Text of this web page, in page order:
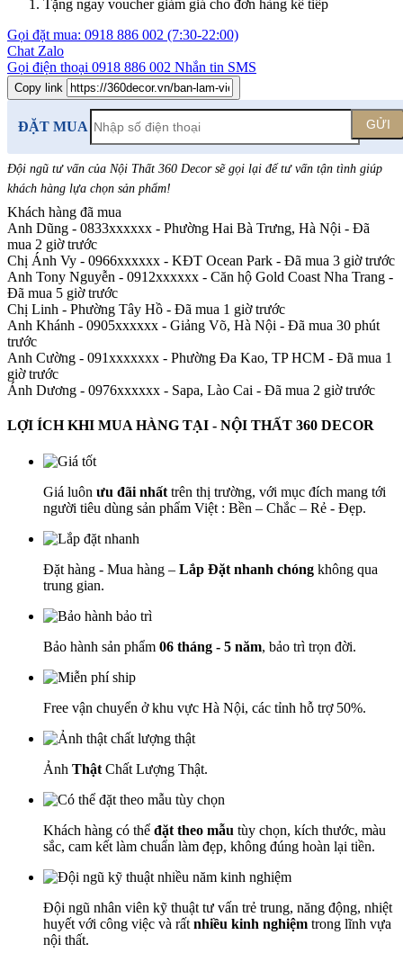
Tặng ngay voucher giảm giá cho đơn hàng kế tiếp
Gọi đặt mua: 0918 886 002 (7:30-22:00)
Chat Zalo
Gọi điện thoại 0918 886 002 Nhắn tin SMS
Copy link
ĐẶT MUA GỬI
Đội ngũ tư vấn của Nội Thất 360 Decor sẽ gọi lại để tư vấn tận tình giúp
khách hàng lựa chọn sản phẩm!
Khách hàng đã mua
Anh Dũng - 0833xxxxxx - Phường Hai Bà Trưng, Hà Nội - Đã
mua 2 giờ trước
Chị Ánh Vy - 0966xxxxxx - KĐT Ocean Park - Đã mua 3 giờ trước
Anh Tony Nguyễn - 0912xxxxxx - Căn hộ Gold Coast Nha Trang -
Đã mua 5 giờ trước
Chị Linh - Phường Tây Hồ - Đã mua 1 giờ trước
Anh Khánh - 0905xxxxxx - Giảng Võ, Hà Nội - Đã mua 30 phút
trước
Anh Cường - 091xxxxxxx - Phường Đa Kao, TP HCM - Đã mua 1
giờ trước
Ánh Dương - 0976xxxxxx - Sapa, Lào Cai - Đã mua 2 giờ trước
LỢI ÍCH KHI MUA HÀNG TẠI - NỘI THẤT 360 DECOR
Giá luôn ưu đãi nhất trên thị trường, với mục đích mang tới
người tiêu dùng sản phẩm Việt : Bền – Chắc – Rẻ - Đẹp.
Đặt hàng - Mua hàng – Lắp Đặt nhanh chóng không qua
trung gian.
Bảo hành sản phẩm 06 tháng - 5 năm, bảo trì trọn đời.
Free vận chuyển ở khu vực Hà Nội, các tỉnh hỗ trợ 50%.
Ảnh Thật Chất Lượng Thật.
Khách hàng có thể đặt theo mẫu tùy chọn, kích thước, màu
sắc, cam kết làm chuẩn làm đẹp, không đúng hoàn lại tiền.
Đội ngũ nhân viên kỹ thuật tư vấn trẻ trung, năng động, nhiệt
huyết với công việc và rất nhiều kinh nghiệm trong lĩnh vựa
nội thất.